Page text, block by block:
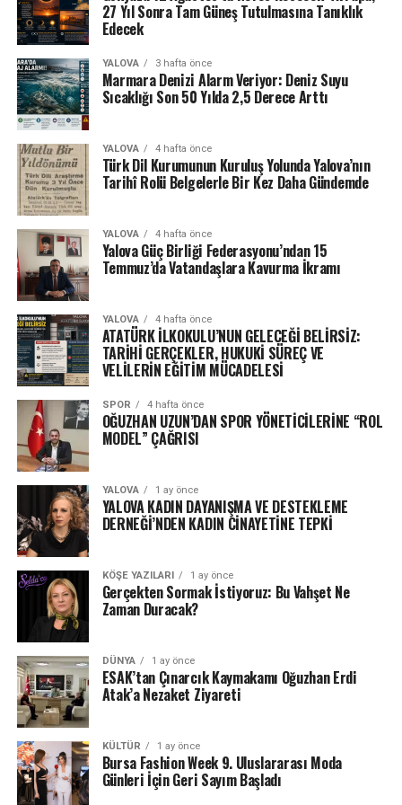
27 Yıl Sonra Tam Güneş Tutulmasına Tanıklık
Edecek
YALOVA 3 hafta önce
Marmara Denizi Alarm Veriyor: Deniz Suyu
Sıcaklığı Son 50 Yılda 2,5 Derece Arttı
YALOVA 4 hafta önce
Türk Dil Kurumunun Kuruluş Yolunda Yalova’nın
Tarihî Rolü Belgelerle Bir Kez Daha Gündemde
YALOVA 4 hafta önce
Yalova Güç Birliği Federasyonu’ndan 15
Temmuz’da Vatandaşlara Kavurma İkramı
YALOVA 4 hafta önce
ATATÜRK İLKOKULU’NUN GELECEĞİ BELİRSİZ:
TARİHİ GERÇEKLER, HUKUKİ SÜREÇ VE
VELİLERİN EĞİTİM MÜCADELESİ
SPOR 4 hafta önce
OĞUZHAN UZUN’DAN SPOR YÖNETİCİLERİNE “ROL
MODEL” ÇAĞRISI
YALOVA 1 ay önce
YALOVA KADIN DAYANIŞMA VE DESTEKLEME
DERNEĞİ’NDEN KADIN CİNAYETİNE TEPKİ
KÖŞE YAZILARI 1 ay önce
Gerçekten Sormak İstiyoruz: Bu Vahşet Ne
Zaman Duracak?
DÜNYA 1 ay önce
ESAK’tan Çınarcık Kaymakamı Oğuzhan Erdi
Atak’a Nezaket Ziyareti
KÜLTÜR 1 ay önce
Bursa Fashion Week 9. Uluslararası Moda
Günleri İçin Geri Sayım Başladı